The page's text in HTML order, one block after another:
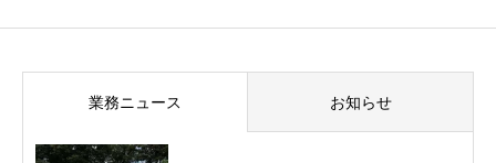
業務ニュース お知らせ